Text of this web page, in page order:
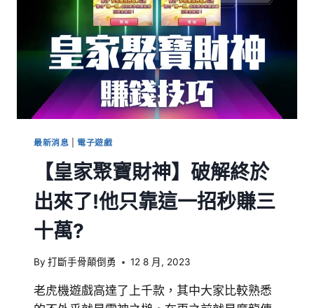
最新消息 電子遊戲
【皇家聚寶財神】破解終於
出來了!他只靠這一招秒賺三
十萬?
By 打斷手骨顛倒勇 12 8 月, 2023
老虎機遊戲高達了上千款，其中大家比較熟悉